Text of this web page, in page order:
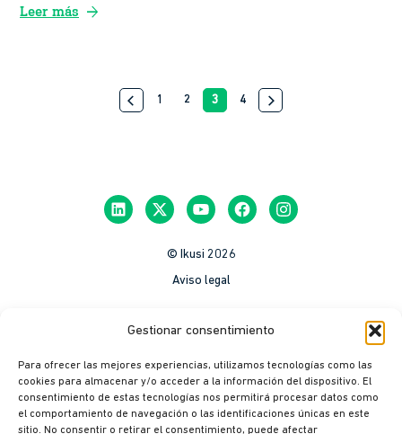
Gestionar consentimiento
Para ofrecer las mejores experiencias, utilizamos tecnologías como las
cookies para almacenar y/o acceder a la información del dispositivo. El
consentimiento de estas tecnologías nos permitirá procesar datos como
el comportamiento de navegación o las identificaciones únicas en este
sitio. No consentir o retirar el consentimiento, puede afectar
Leer más arrow_forward
arrow_back_ios 1 2 3 4 arrow_forward_ios
© Ikusi 2026
Aviso legal
Política de Privacidad
México
Colombia